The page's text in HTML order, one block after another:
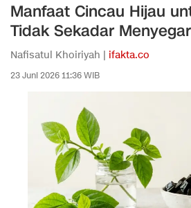
Manfaat Cincau Hijau
Tidak Sekadar
Nafisatul Khoiriyah | ifakta.co
23 Juni 2026 11:36 WIB